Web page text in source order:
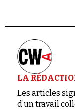
LA
Les articles
d’un travail